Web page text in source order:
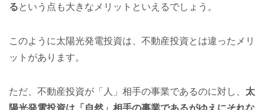
るという点も大きなメリットといえるでしょう。
このように太陽光発電投資は、不動産投資とは違ったメリ
ットがあります。
ただ、不動産投資が「人」相手の事業であるのに対し、 太
陽光発電投資は「自然」相手の事業であるがゆえにそれな